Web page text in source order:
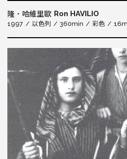
隆．哈維里歐 Ron HAVILIO
1997 以色列 360min 彩色